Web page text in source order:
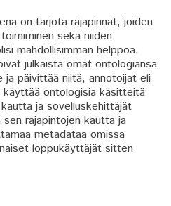
on tarjota rajapinnat, joiden
sekä niiden
mahdollisimman helppoa.
julkaista omat ontologiansa
ja päivittää niitä, annotoijat eli
ontologisia käsitteitä
ja sovelluskehittäjät
rajapintojen kautta ja
metadataa omissa
loppukäyttäjät sitten